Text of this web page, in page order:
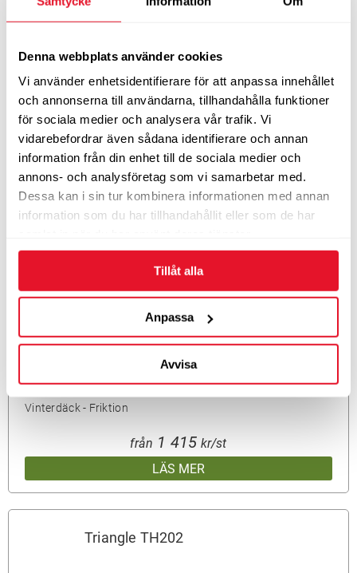
Denna webbplats använder cookies
Vi använder enhetsidentifierare för att anpassa innehållet
och annonserna till användarna, tillhandahålla funktioner
för sociala medier och analysera vår trafik. Vi
vidarebefordrar även sådana identifierare och annan
information från din enhet till de sociala medier och
annons- och analysföretag som vi samarbetar med.
Dessa kan i sin tur kombinera informationen med annan
information som du har tillhandahållit eller som de har
Tillåt alla
Anpassa
Avvisa
Sommardäck
LÄS MER
från 1 415 kr/st
Nankang AT-5+ Conqueror A/T XL WW
LÄS MER
1 415kr/st
Sailun ICE BLAZER Arctic EVO XL
Friktion
Vinterdäck - Friktion
LÄS MER
från 1 415 kr/st
Triangle TH202